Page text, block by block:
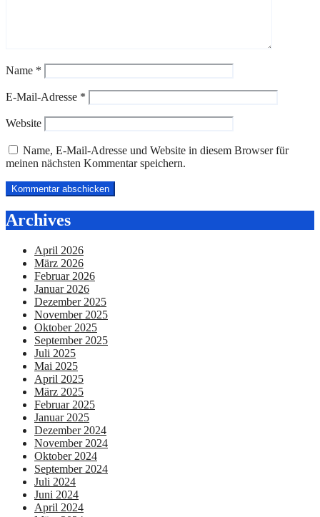
Name *
E-Mail-Adresse *
Website
Name, E-Mail-Adresse und Website in diesem Browser für
meinen nächsten Kommentar speichern.
Archives
April 2026
März 2026
Februar 2026
Januar 2026
Dezember 2025
November 2025
Oktober 2025
September 2025
Juli 2025
Mai 2025
April 2025
März 2025
Februar 2025
Januar 2025
Dezember 2024
November 2024
Oktober 2024
September 2024
Juli 2024
Juni 2024
April 2024